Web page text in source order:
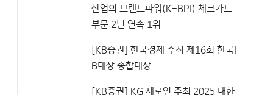
산업의 브랜드파워(K-BPI) 체크카드
부문 2년 연속 1위
[KB증권] 한국경제 주최 제16회 한국I
B대상 종합대상
[KB증권] KG 제로인 주최 2025 대한